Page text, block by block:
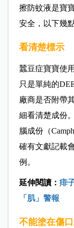
擦防蚊液是寶
安全，以下幾
看清楚標示
蠶豆症寶寶使
只是單純的
廠商是否附帶
細看清楚成份
腦成份（
確有文獻記載
例。
延伸閱讀： 痱
「肌」警報
不能塗在傷